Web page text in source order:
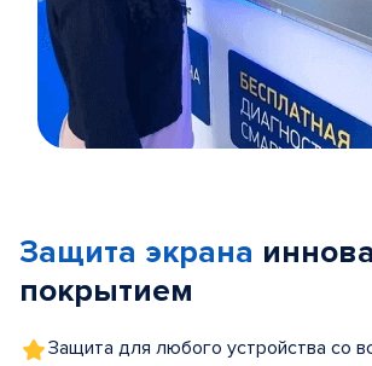
5
Защита экрана
покрытием
Защита для любого устройства со